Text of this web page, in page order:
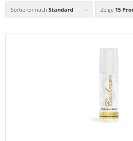
Sortieren nachStandard Zeige 15